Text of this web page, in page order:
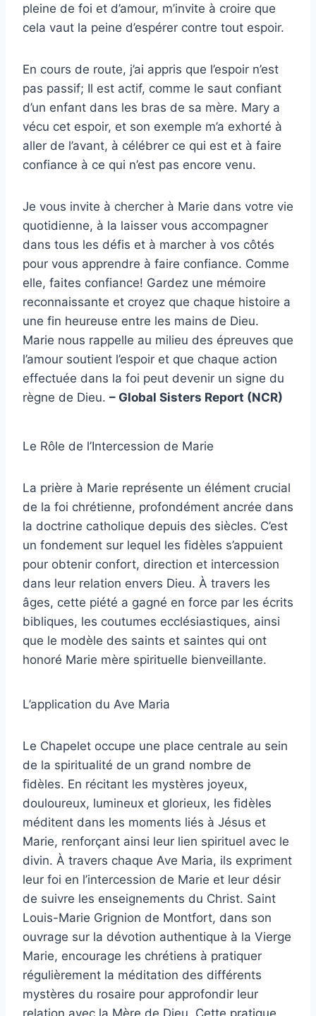
pleine de foi et d’amour, m’invite à croire que
cela vaut la peine d’espérer contre tout espoir.
En cours de route, j’ai appris que l’espoir n’est
pas passif; Il est actif, comme le saut confiant
d’un enfant dans les bras de sa mère. Mary a
vécu cet espoir, et son exemple m’a exhorté à
aller de l’avant, à célébrer ce qui est et à faire
confiance à ce qui n’est pas encore venu.
Je vous invite à chercher à Marie dans votre vie
quotidienne, à la laisser vous accompagner
dans tous les défis et à marcher à vos côtés
pour vous apprendre à faire confiance. Comme
elle, faites confiance! Gardez une mémoire
reconnaissante et croyez que chaque histoire a
une fin heureuse entre les mains de Dieu.
Marie nous rappelle au milieu des épreuves que
l’amour soutient l’espoir et que chaque action
effectuée dans la foi peut devenir un signe du
règne de Dieu. – Global Sisters Report (NCR)
Le Rôle de l’Intercession de Marie
La prière à Marie représente un élément crucial
de la foi chrétienne, profondément ancrée dans
la doctrine catholique depuis des siècles. C’est
un fondement sur lequel les fidèles s’appuient
pour obtenir confort, direction et intercession
dans leur relation envers Dieu. À travers les
âges, cette piété a gagné en force par les écrits
bibliques, les coutumes ecclésiastiques, ainsi
que le modèle des saints et saintes qui ont
honoré Marie mère spirituelle bienveillante.
L’application du Ave Maria
Le Chapelet occupe une place centrale au sein
de la spiritualité de un grand nombre de
fidèles. En récitant les mystères joyeux,
douloureux, lumineux et glorieux, les fidèles
méditent dans les moments liés à Jésus et
Marie, renforçant ainsi leur lien spirituel avec le
divin. À travers chaque Ave Maria, ils expriment
leur foi en l’intercession de Marie et leur désir
de suivre les enseignements du Christ. Saint
Louis-Marie Grignion de Montfort, dans son
ouvrage sur la dévotion authentique à la Vierge
Marie, encourage les chrétiens à pratiquer
régulièrement la méditation des différents
mystères du rosaire pour approfondir leur
relation avec la Mère de Dieu. Cette pratique